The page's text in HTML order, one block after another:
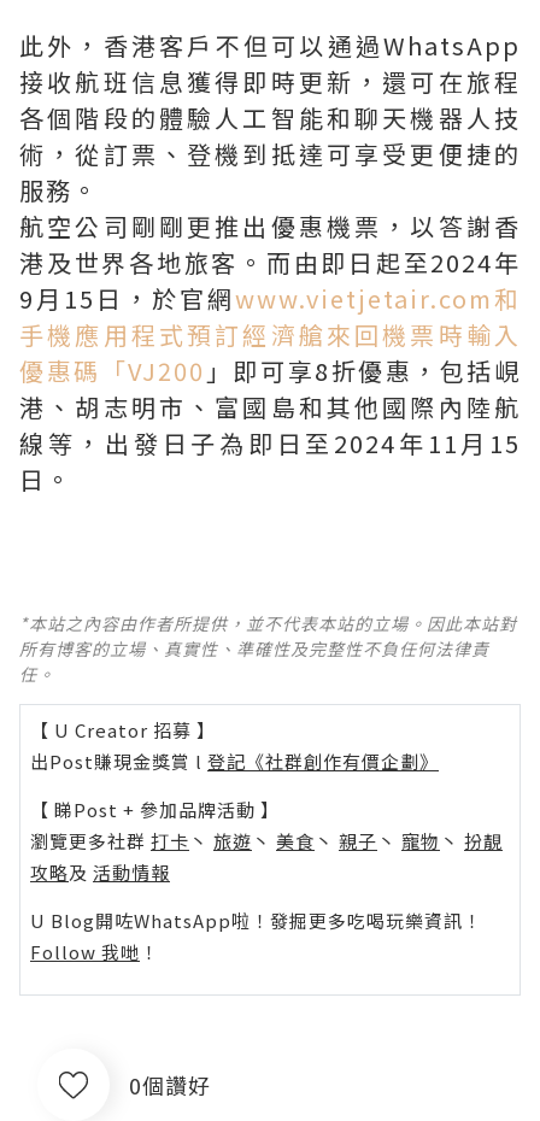
此外，香港客戶不但可以通過WhatsApp
接收航班信息獲得即時更新，還可在旅程
各個階段的體驗人工智能和聊天機器人技
術，從訂票、登機到抵達可享受更便捷的
服務。
航空公司剛剛更推出優惠機票，以答謝香
港及世界各地旅客。而由即日起至2024年
9月15日，於官網www.vietjetair.com和
手機應用程式預訂經濟艙來回機票時輸入
優惠碼「VJ200 」即可享8折優惠，包括峴
港、胡志明市、富國島和其他國際內陸航
線等，出發日子為即日至2024年11月15
日。
*本站之內容由作者所提供，並不代表本站的立場。因此本站對
所有博客的立場、真實性、準確性及完整性不負任何法律責
任。
【 U Creator 招募 】
出Post賺現金獎賞 l 登記《社群創作有價企劃》
【 睇Post + 參加品牌活動 】
瀏覽更多社群 打卡 丶 旅遊 丶 美食 丶 親子 丶 寵物 丶 扮靚
攻略及 活動情報
U Blog開咗WhatsApp啦！發掘更多吃喝玩樂資訊！
Follow 我哋 ！
0個讚好